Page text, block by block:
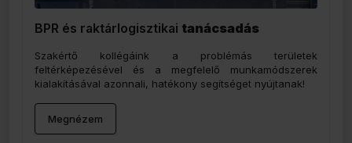
BPR és raktárlogisztikai tanácsadás
Szakértő kollégáink a problémás területek
feltérképezésével és a megfelelő munkamódszerek
kialakításával azonnali, hatékony segítséget nyújtanak!
Megnézem